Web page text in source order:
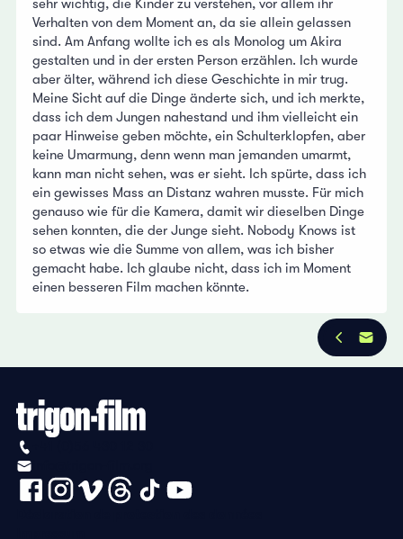
sehr wichtig, die Kinder zu verstehen, vor allem ihr
Verhalten von dem Moment an, da sie allein gelassen
sind. Am Anfang wollte ich es als Monolog um Akira
gestalten und in der ersten Person erzählen. Ich wurde
aber älter, während ich diese Geschichte in mir trug.
Meine Sicht auf die Dinge änderte sich, und ich merkte,
dass ich dem Jungen nahestand und ihm vielleicht ein
paar Hinweise geben möchte, ein Schulterklopfen, aber
keine Umarmung, denn wenn man jemanden umarmt,
kann man nicht sehen, was er sieht. Ich spürte, dass ich
ein gewisses Mass an Distanz wahren musste. Für mich
genauso wie für die Kamera, damit wir dieselben Dinge
sehen konnten, die der Junge sieht. Nobody Knows ist
so etwas wie die Summe von allem, was ich bisher
gemacht habe. Ich glaube nicht, dass ich im Moment
einen besseren Film machen könnte.